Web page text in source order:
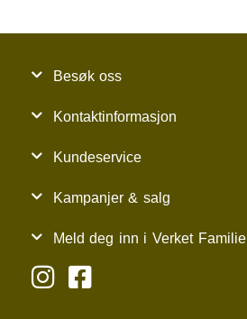
Besøk oss
Kontaktinformasjon
Kundeservice
Kampanjer & salg
Meld deg inn i Verket Familie